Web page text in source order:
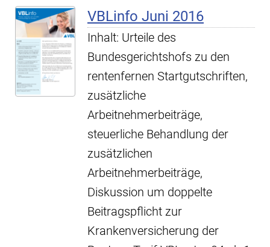
VBLinfo Juni 2016
Inhalt: Urteile des
Bundesgerichtshofs zu den
rentenfernen Startgutschriften,
zusätzliche
Arbeitnehmerbeiträge,
steuerliche Behandlung der
zusätzlichen
Arbeitnehmerbeiträge,
Diskussion um doppelte
Beitragspflicht zur
Krankenversicherung der